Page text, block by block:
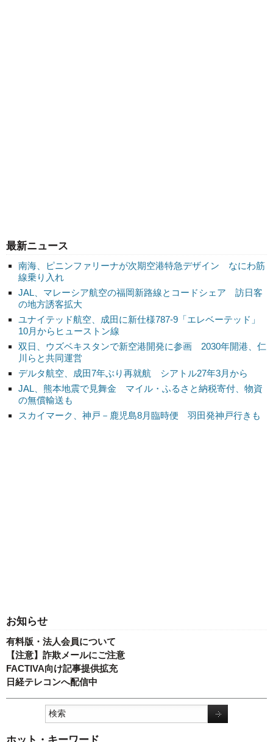
最新ニュース
南海、ピニンファリーナが次期空港特急デザイン なにわ筋
線乗り入れ
JAL、マレーシア航空の福岡新路線とコードシェア 訪日客
の地方誘客拡大
ユナイテッド航空、成田に新仕様787-9「エレベーテッド」
10月からヒューストン線
双日、ウズベキスタンで新空港開発に参画 2030年開港、仁
川らと共同運営
デルタ航空、成田7年ぶり再就航 シアトル27年3月から
JAL、熊本地震で見舞金 マイル・ふるさと納税寄付、物資
の無償輸送も
スカイマーク、神戸－鹿児島8月臨時便 羽田発神戸行きも
お知らせ
有料版・法人会員について
【注意】詐欺メールにご注意
FACTIVA向け記事提供拡充
日経テレコンへ配信中